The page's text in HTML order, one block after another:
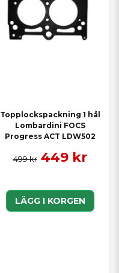
Topplockspackning 1 hål
Lombardini FOCS
Progress ACT LDW502
499 kr 449 kr
LÄGG I KORGEN